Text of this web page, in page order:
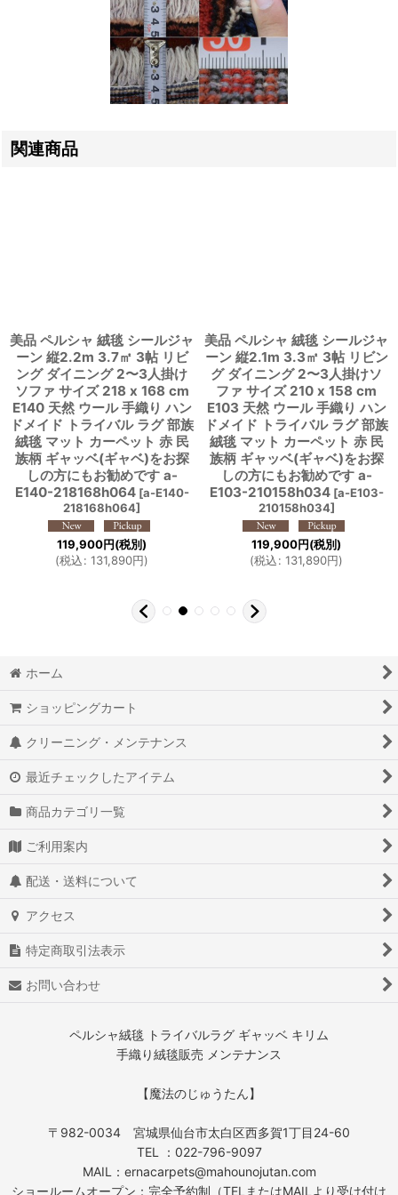
関連商品
美品 ペルシャ 絨毯 シールジャ
ーン 縦2.2m 3.7㎡ 3帖 リビ
ング ダイニング 2〜3人掛け
ソファ サイズ 218 x 168 cm
E140 天然 ウール 手織り ハン
ドメイド トライバル ラグ 部族
絨毯 マット カーペット 赤 民
族柄 ギャッベ(ギャベ)をお探
しの方にもお勧めです a-
E140-218168h064 [a-E140-
218168h064]
119,900円(税別)
(税込: 131,890円)
美品 ペルシャ 絨毯 シールジャ
ーン 縦2.1m 3.3㎡ 3帖 リビン
グ ダイニング 2〜3人掛けソ
ファ サイズ 210 x 158 cm
E103 天然 ウール 手織り ハン
ドメイド トライバル ラグ 部族
絨毯 マット カーペット 赤 民
族柄 ギャッベ(ギャベ)をお探
しの方にもお勧めです a-
E103-210158h034 [a-E103-
210158h034]
119,900円(税別)
(税込: 131,890円)
ホーム
ショッピングカート
クリーニング・メンテナンス
最近チェックしたアイテム
商品カテゴリ一覧
ご利用案内
配送・送料について
アクセス
特定商取引法表示
お問い合わせ
ペルシャ絨毯 トライバルラグ ギャッベ キリム
手織り絨毯販売 メンテナンス
【魔法のじゅうたん】
〒982-0034 宮城県仙台市太白区西多賀1丁目24-60
TEL ：022-796-9097
MAIL：ernacarpets@mahounojutan.com
ショールームオープン：完全予約制（TELまたはMAILより受け付け